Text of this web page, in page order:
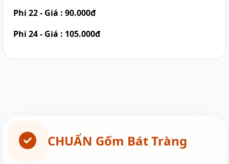
Phi 22 - Giá : 90.000đ
Phi 24 - Giá : 105.000đ
CHUẨN Gốm Bát Tràng